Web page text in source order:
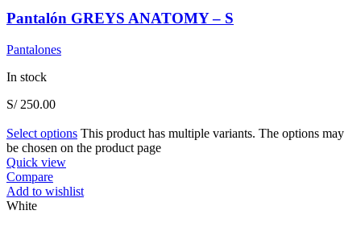
Pantalón GREYS ANATOMY – S
Pantalones
In stock
S/250.00
Select options This product has multiple variants. The options may
be chosen on the product page
Quick view
Compare
Add to wishlist
White